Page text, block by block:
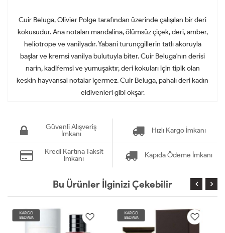
Cuir Beluga, Olivier Polge tarafından üzerinde çalışılan bir deri
kokusudur. Ana notaları mandalina, ölümsüz çiçek, deri, amber,
heliotrope ve vanilyadır. Yabani turunçgillerin tatlı akoruyla
başlar ve kremsi vanilya bulutuyla biter. Cuir Beluga'nın derisi
narin, kadifemsi ve yumuşaktır, deri kokuları için tipik olan
keskin hayvansal notalar içermez. Cuir Beluga, pahalı deri kadın
eldivenleri gibi okşar.
Güvenli Alışveriş
İmkanı
Hızlı Kargo İmkanı
Kredi Kartına Taksit
İmkanı
Kapıda Ödeme İmkanı
Bu Ürünler İlginizi Çekebilir
KARGO
BEDAVA
KARGO
BEDAVA